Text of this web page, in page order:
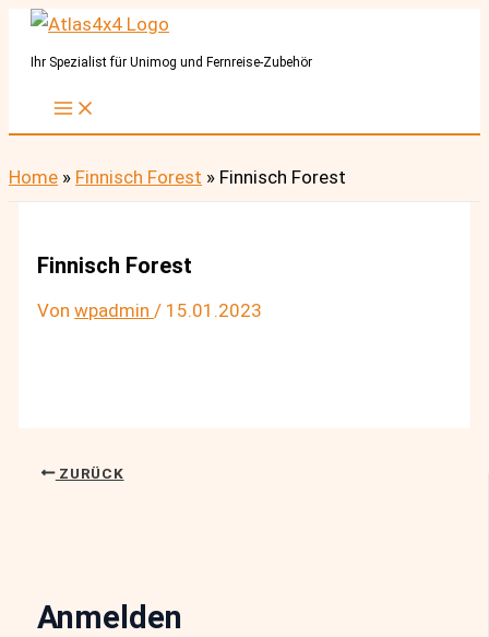
Zum
InhaltIhr Spezialist für Unimog und Fernreise-Zubehör
Home » Finnisch Forest » Finnisch Forest
Finnisch Forest
Vonwpadmin/ 15.01.2023
ZURÜCK
Anmelden